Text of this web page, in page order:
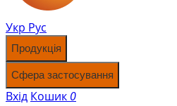
Укр Рус
Продукція
Сфера застосування
Вхід Кошик 0